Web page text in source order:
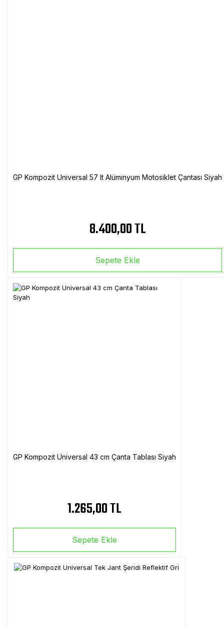
GP Kompozit Universal 57 lt Alüminyum Motosiklet Çantası Siyah
8.400,00 TL
Sepete Ekle
GP Kompozit Universal 43 cm Çanta Tablası Siyah
1.265,00 TL
Sepete Ekle